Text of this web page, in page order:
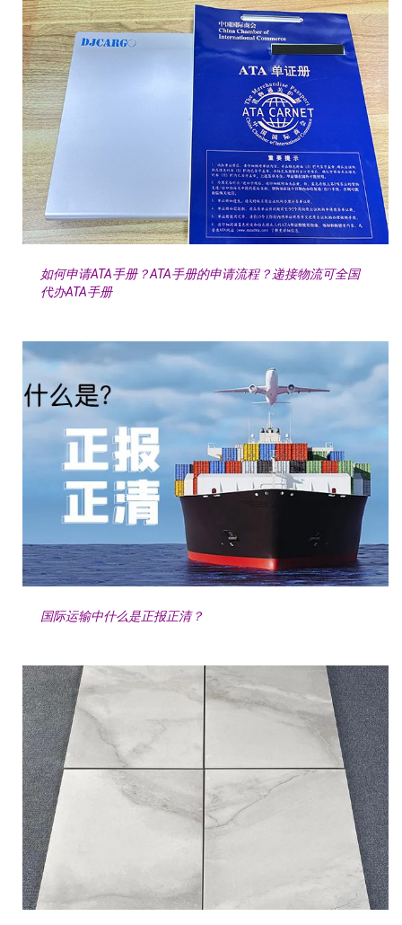
如何申请ATA手册？ATA手册的申请流程？递接物流可全国
代办ATA手册
国际运输中什么是正报正清？